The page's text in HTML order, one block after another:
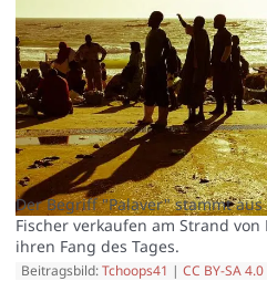
Der Begriff "Palaver" stammt
Fischer verkaufen am Strand
ihren Fang des Tages.
Beitragsbild:Tchoops41 | CC BY-SA